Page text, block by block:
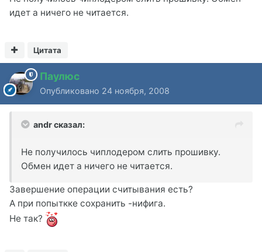
идет а ничего не читается.
Цитата
Паулюс
Опубликовано 24 ноября, 2008
andr сказал:
Не получилось чиплодером слить прошивку.
Обмен идет а ничего не читается.
Завершение операции считывания есть?
А при попыткке сохранить -нифига.
Не так?